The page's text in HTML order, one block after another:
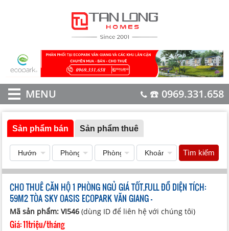
MENU ☎️ 0969.331.658
Sản phẩm bán Sản phẩm thuê
Tìm kiếm
CHO THUÊ CĂN HỘ 1 PHÒNG NGỦ GIÁ TỐT,FULL ĐỒ DIỆN TÍCH:
59M2 TÒA SKY OASIS ECOPARK VĂN GIANG -
Mã sản phẩm: VI546(dùng ID để liên hệ với chúng tôi)
Giá:11triệu/tháng